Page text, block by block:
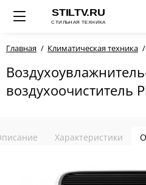
Главная Климатическая техника
воздухоочиститель
Характеристики